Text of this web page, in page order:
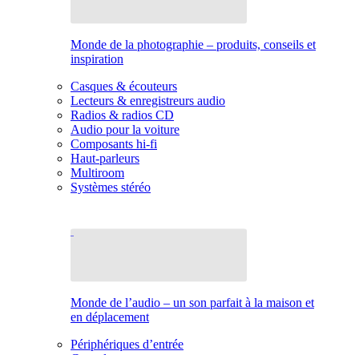
Monde de la photographie – produits, conseils et
inspiration
Casques & écouteurs
Lecteurs & enregistreurs audio
Radios & radios CD
Audio pour la voiture
Composants hi-fi
Haut-parleurs
Multiroom
Systèmes stéréo
Monde de l’audio – un son parfait à la maison et
en déplacement
Périphériques d’entrée